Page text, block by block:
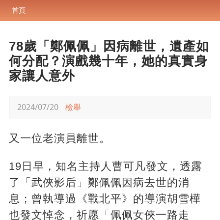
首頁
78歲「鄭佩佩」因病離世，遺產如
何分配？演戲幾十年，她的真實身
家讓人意外
2024/07/20 檢舉
又一位老演員離世。
19日早，知名主持人曹可凡發文，透露
了「武俠影后」鄭佩佩因病去世的消
息；曾執導過《戰北平》的導演胡雪樺
也發文悼念，祈愿「佩佩女俠一路走